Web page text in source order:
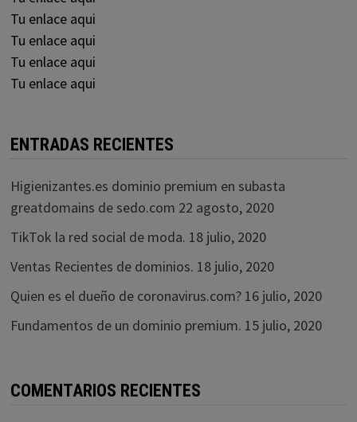
Tu enlace aqui
Tu enlace aqui
Tu enlace aqui
Tu enlace aqui
ENTRADAS RECIENTES
Higienizantes.es dominio premium en subasta
greatdomains de sedo.com 22 agosto, 2020
TikTok la red social de moda. 18 julio, 2020
Ventas Recientes de dominios. 18 julio, 2020
Quien es el dueño de coronavirus.com? 16 julio, 2020
Fundamentos de un dominio premium. 15 julio, 2020
COMENTARIOS RECIENTES